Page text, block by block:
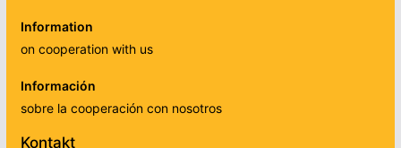
Information
on cooperation with us
Información
sobre la cooperación con nosotros
Kontakt